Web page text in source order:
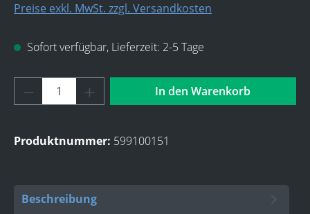
Preise exkl. MwSt. zzgl. Versandkosten
Sofort verfügbar, Lieferzeit: 2-5 Tage
Produkt Anzahl: Gib den gewünschten
In den Warenkorb
Produktnummer: 599100151
Beschreibung